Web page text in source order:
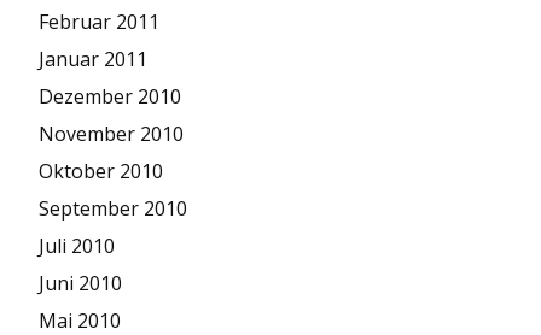
Februar 2011
Januar 2011
Dezember 2010
November 2010
Oktober 2010
September 2010
Juli 2010
Juni 2010
Mai 2010